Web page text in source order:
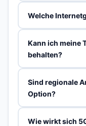
Welche
Kann ich meine
behalten?
Sind regionale
Option?
Wie wirkt sich